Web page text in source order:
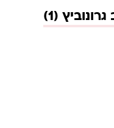
(1)